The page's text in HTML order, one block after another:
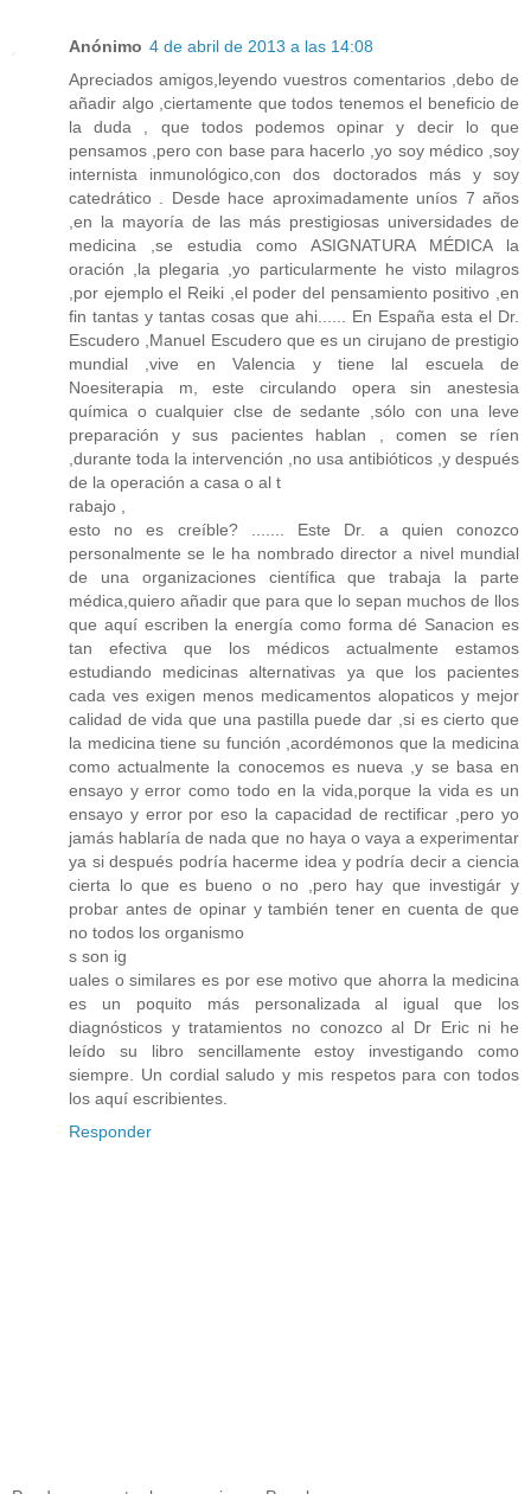
Anónimo 4 de abril de 2013 a las 14:08
Apreciados amigos,leyendo vuestros comentarios ,debo de
añadir algo ,ciertamente que todos tenemos el beneficio de
la duda , que todos podemos opinar y decir lo que
pensamos ,pero con base para hacerlo ,yo soy médico ,soy
internista inmunológico,con dos doctorados más y soy
catedrático . Desde hace aproximadamente uníos 7 años
,en la mayoría de las más prestigiosas universidades de
medicina ,se estudia como ASIGNATURA MÉDICA la
oración ,la plegaria ,yo particularmente he visto milagros
,por ejemplo el Reiki ,el poder del pensamiento positivo ,en
fin tantas y tantas cosas que ahi...... En España esta el Dr.
Escudero ,Manuel Escudero que es un cirujano de prestigio
mundial ,vive en Valencia y tiene lal escuela de
Noesiterapia m, este circulando opera sin anestesia
química o cualquier clse de sedante ,sólo con una leve
preparación y sus pacientes hablan , comen se ríen
,durante toda la intervención ,no usa antibióticos ,y después
de la operación a casa o al t
rabajo ,
esto no es creíble? ....... Este Dr. a quien conozco
personalmente se le ha nombrado director a nivel mundial
de una organizaciones científica que trabaja la parte
médica,quiero añadir que para que lo sepan muchos de llos
que aquí escriben la energía como forma dé Sanacion es
tan efectiva que los médicos actualmente estamos
estudiando medicinas alternativas ya que los pacientes
cada ves exigen menos medicamentos alopaticos y mejor
calidad de vida que una pastilla puede dar ,si es cierto que
la medicina tiene su función ,acordémonos que la medicina
como actualmente la conocemos es nueva ,y se basa en
ensayo y error como todo en la vida,porque la vida es un
ensayo y error por eso la capacidad de rectificar ,pero yo
jamás hablaría de nada que no haya o vaya a experimentar
ya si después podría hacerme idea y podría decir a ciencia
cierta lo que es bueno o no ,pero hay que investigár y
probar antes de opinar y también tener en cuenta de que
no todos los organismo
s son ig
uales o similares es por ese motivo que ahorra la medicina
es un poquito más personalizada al igual que los
diagnósticos y tratamientos no conozco al Dr Eric ni he
leído su libro sencillamente estoy investigando como
siempre. Un cordial saludo y mis respetos para con todos
los aquí escribientes.
Responder